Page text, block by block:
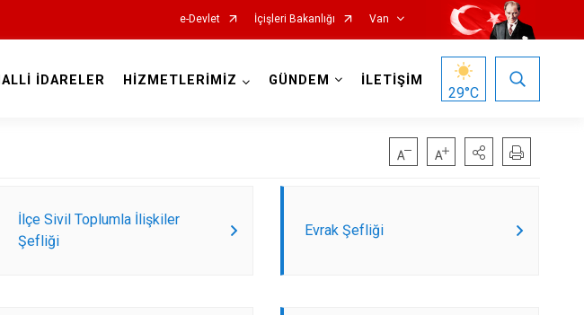
e-Devlet İçişleri Bakanlığı Van
İDARELER HİZMETLERİMİZ GÜNDEM İLETİŞİM
29°C
İlçe Sivil Toplumla İlişkiler
Şefliği
Evrak Şefliği